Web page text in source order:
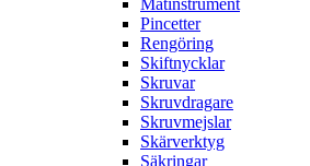
Mätinstrument
Pincetter
Rengöring
Skiftnycklar
Skruvar
Skruvdragare
Skruvmejslar
Skärverktyg
Säkringar